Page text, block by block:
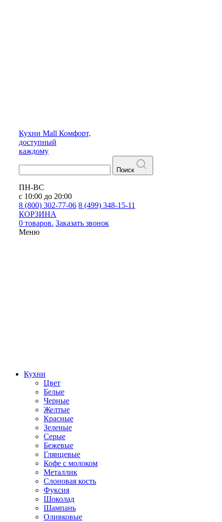
Кухни Mall Комфорт,
доступный
каждому
Поиск
ПН-ВС
с 10:00 до 20:00
8 (800) 302-77-06 8 (499) 348-15-11
КОРЗИНА
0 товаров. Заказать звонок
Меню
Кухни
Цвет
Белые
Черные
Желтые
Красные
Зеленые
Серые
Бежевые
Глянцевые
Кофе с молоком
Металлик
Слоновая кость
Фуксия
Шоколад
Шампань
Оливковые